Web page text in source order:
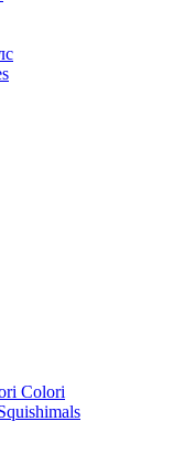
Colori